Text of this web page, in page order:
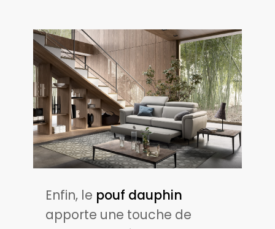
Enfin, le pouf dauphin
apporte une touche de